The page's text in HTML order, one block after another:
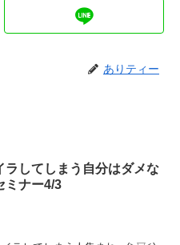
ありティー
ラしてしまう自分はダメな
ミナー4/3